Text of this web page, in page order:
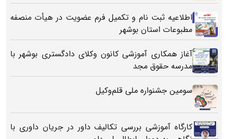
اطلاعیه ثبت‌ نام و تکمیل فرم عضویت در هیأت منصفه
مطبوعات استان بوشهر
آغاز همکاری آموزشی کانون وکلای دادگستری بوشهر با
مدرسه حقوق مجد
سومین جشنواره ملی قلم‌وکیل
کارگاه آموزشی بررسی تکالیف داور در جریان داوری با